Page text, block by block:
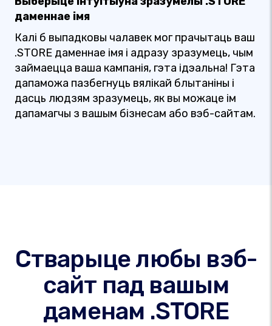
даменнае імя
Калі б выпадковы чалавек мог прачытаць ваш
.STORE даменнае імя і адразу зразумець, чым
займаецца ваша кампанія, гэта ідэальна! Гэта
дапаможа пазбегнуць вялікай блытаніны і
дасць людзям зразумець, як вы можаце ім
дапамагчы з вашым бізнесам або вэб-сайтам.
Стварыце любы вэб-
сайт пад вашым
даменам .STORE